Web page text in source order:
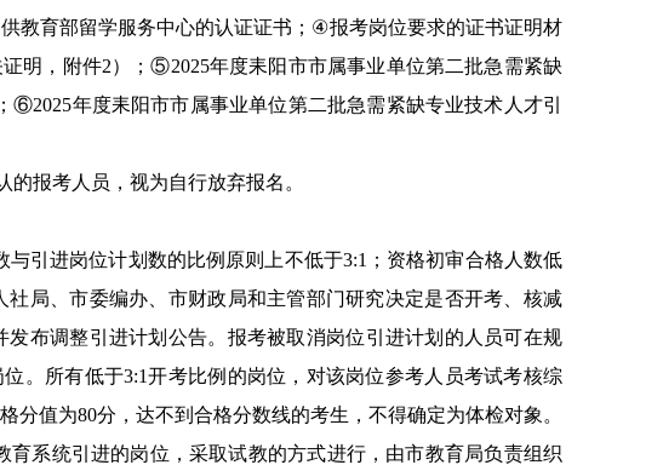
教育部留学服务中心的认证证书； ④报考岗位要求的证书证明材
明，附件2）；⑤2025年度耒阳市市属事业单位第二批急需紧缺
⑥2025年度耒阳市市属事业单位第二批急需紧缺专业技术人才引
报考人员，视为自行放弃报名。
与引进岗位计划数的比例原则上不低于3:1 ；资格初审合格人数低
社局、市委编办、市财政局和主管部门研究决定是否开考、核减
发布调整引进计划公告。报考被取消岗位引进计划的人员可在规
。所有低于3:1开考比例的岗位，对该岗位参考人员考试考核综
分值为80分，达不到合格分数线的考生，不得确定为体检对象。
育系统引进的岗位，采取试教的方式进行，由市教育局负责组织